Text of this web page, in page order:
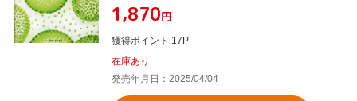
¥1,870円
獲得ポイント 17P
在庫あり
発売年月日：2025/04/04